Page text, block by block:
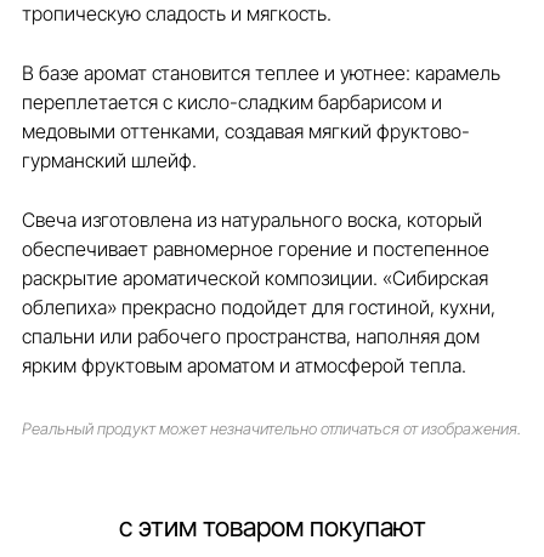
тропическую сладость и мягкость.
В базе аромат становится теплее и уютнее: карамель
переплетается с кисло-сладким барбарисом и
медовыми оттенками, создавая мягкий фруктово-
гурманский шлейф.
Свеча изготовлена из натурального воска, который
обеспечивает равномерное горение и постепенное
раскрытие ароматической композиции. «Сибирская
облепиха» прекрасно подойдет для гостиной, кухни,
спальни или рабочего пространства, наполняя дом
ярким фруктовым ароматом и атмосферой тепла.
Реальный продукт может незначительно отличаться от изображения.
с этим товаром покупают